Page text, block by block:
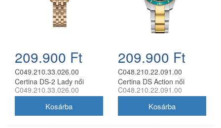
209.900 Ft
C049.210.33.026.00
Certina DS-2 Lady női
analóg karóra
C049.210.33.026.00
209.900 Ft
C048.210.22.091.00
Certina DS Action női
analóg karóra
C048.210.22.091.00